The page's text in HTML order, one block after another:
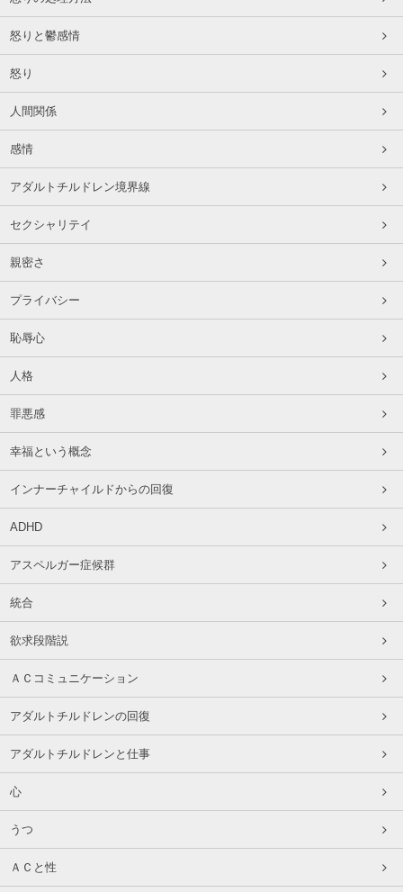
怒りと鬱感情
怒り
人間関係
感情
アダルトチルドレン境界線
セクシャリテイ
親密さ
プライバシー
恥辱心
人格
罪悪感
幸福という概念
インナーチャイルドからの回復
ADHD
アスペルガー症候群
統合
欲求段階説
ＡＣコミュニケーション
アダルトチルドレンの回復
アダルトチルドレンと仕事
心
うつ
ＡＣと性